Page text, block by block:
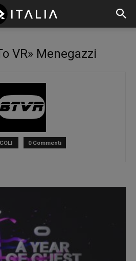
VR» Menegazzi
0 Commenti